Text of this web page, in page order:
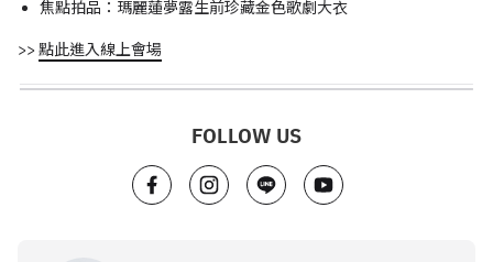
焦點拍品：瑪麗蓮夢露生前珍藏金色歌劇大衣
>> 點此進入線上會場
FOLLOW US